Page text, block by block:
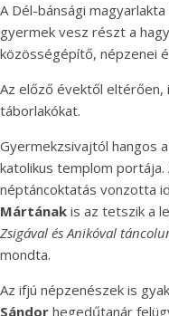
A Dél-bánsági
gyermek vesz részt a
közösségépítő, népzenei
Az előző évektől
táborlakókat.
Gyermekzsivajtól hangos
katolikus templom
néptáncoktatás vonzotta
Mártának is az tetszik a
Zsigával és Anikóval
mondta.
Az ifjú népzenészek is
Sándor hegedűtanár